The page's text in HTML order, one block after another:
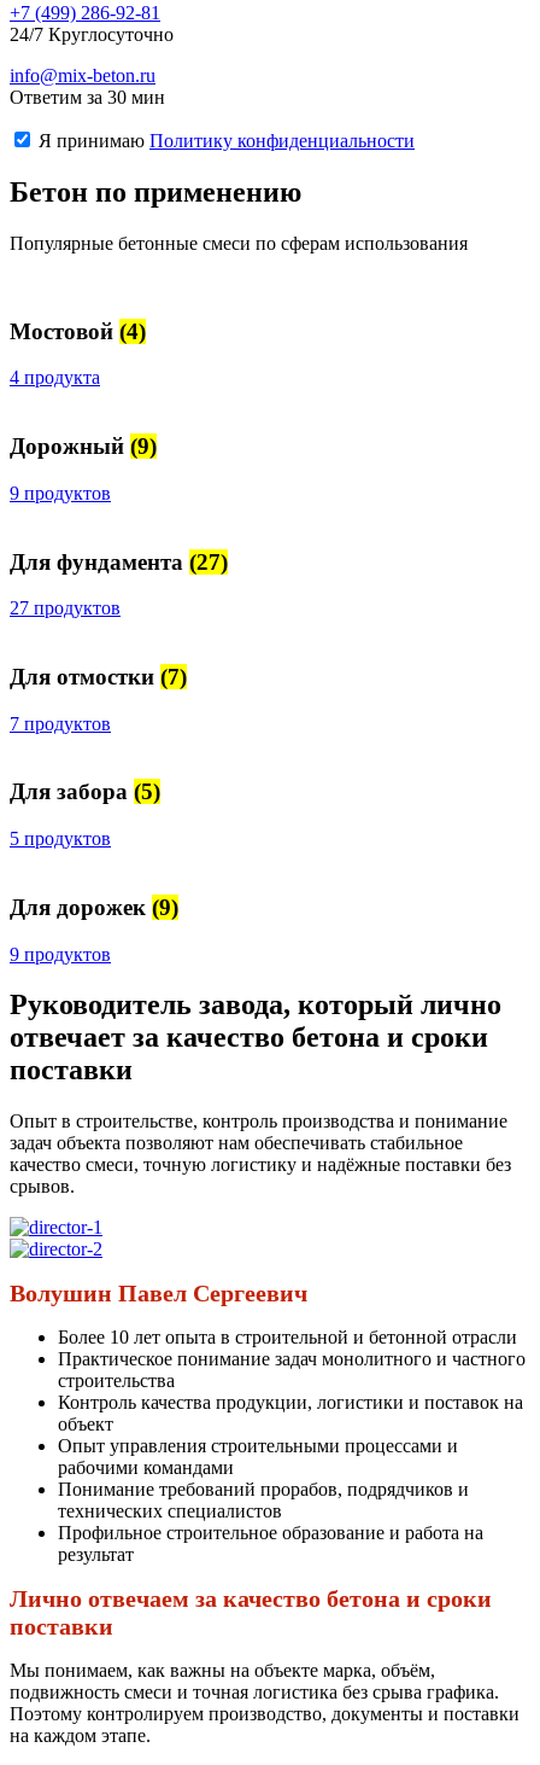
+7 (499) 286-92-81
24/7 Круглосуточно
info@mix-beton.ru
Ответим за 30 мин
Я принимаю Политику конфиденциальности
Бетон по применению
Популярные бетонные смеси по сферам использования
Мостовой (4)
4 продукта
Дорожный (9)
9 продуктов
Для фундамента (27)
27 продуктов
Для отмостки (7)
7 продуктов
Для забора (5)
5 продуктов
Для дорожек (9)
9 продуктов
Руководитель завода, который лично
отвечает за качество бетона и сроки
поставки
Опыт в строительстве, контроль производства и понимание
задач объекта позволяют нам обеспечивать стабильное
качество смеси, точную логистику и надёжные поставки без
срывов.
Волушин Павел Сергеевич
Более 10 лет опыта в строительной и бетонной отрасли
Практическое понимание задач монолитного и частного
строительства
Контроль качества продукции, логистики и поставок на
объект
Опыт управления строительными процессами и
рабочими командами
Понимание требований прорабов, подрядчиков и
технических специалистов
Профильное строительное образование и работа на
результат
Лично отвечаем за качество бетона и сроки
поставки
Мы понимаем, как важны на объекте марка, объём,
подвижность смеси и точная логистика без срыва графика.
Поэтому контролируем производство, документы и поставки
на каждом этапе.